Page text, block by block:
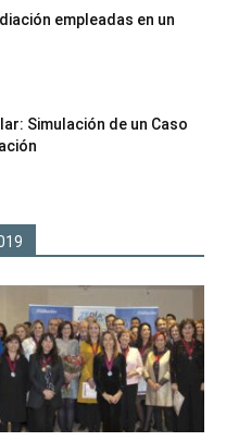
empleadas en un
Simulación de un Caso